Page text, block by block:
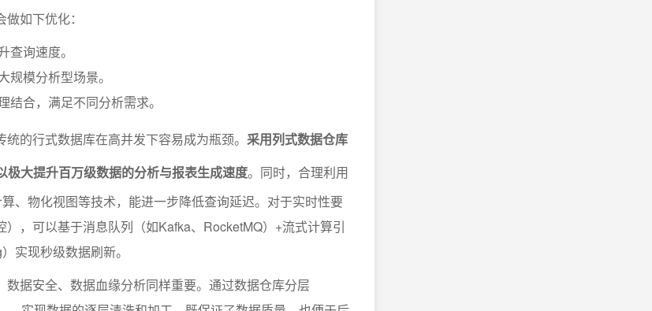
如下优化：
查询速度。
规模分析型场景。
合，满足不同分析需求。
的行式数据库在高并发下容易成为瓶颈。 采用列式数据仓库
极大提升百万级数据的分析与报表生成速度。同时，合理利用
、物化视图等技术，能进一步降低查询延迟。对于实时性要
，可以基于消息队列（如Kafka、RocketMQ）+流式计算引
实现秒级数据刷新。
据安全、数据血缘分析同样重要。通过数据仓库分层